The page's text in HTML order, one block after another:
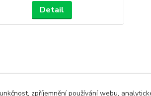
Detail
zpříjemnění používání webu,